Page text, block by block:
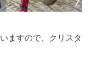
ますので、クリスタ